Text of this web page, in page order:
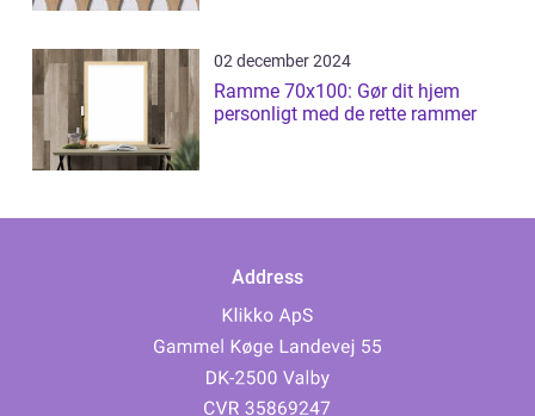
02 december 2024
Ramme 70x100: Gør dit hjem
personligt med de rette rammer
Address